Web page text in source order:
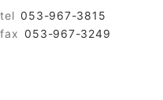
tel 053-967-3815
fax 053-967-3249